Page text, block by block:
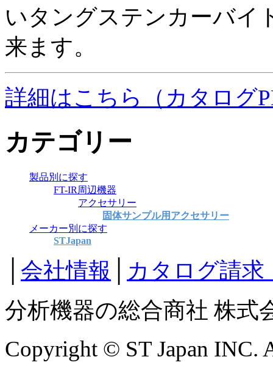
いタングステンカーバイ
来ます。
詳細はこちら（カタログ
カテゴリー
製品別に探す
FT-IR周辺機器
アクセサリー
固体サンプル用アクセサリー
メーカー別に探す
STJapan
会社情報
カタログ請
分析機器の総合商社 株式
Copyright © ST Japan INC.